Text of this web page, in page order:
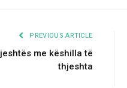
PREVIOUS ARTICLE
me këshilla të
thjeshta